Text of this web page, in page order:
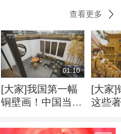
查看更多
01:10
[大家]我国第一幅
铜壁画！中国当代
铜艺术
[大家]
这些